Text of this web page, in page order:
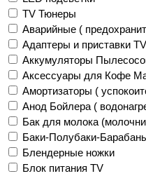
TV Тюнеры
Аварийные (
Адаптеры и приставки TV
Аккумуляторы
Аксессуары для Кофе
Амортизаторы (
Анод Бойлера (
Бак для молока
Баки-Полубаки-
Блендерные ножки
Блок питания TV